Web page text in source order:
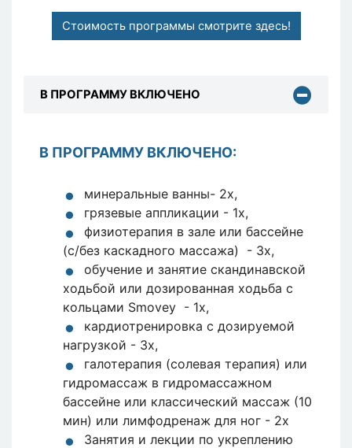
Стоимость программы смотрите здесь!
В ПРОГРАММУ ВКЛЮЧЕНО
В ПРОГРАММУ ВКЛЮЧЕНО:
минеральные ванны- 2х,
грязевые аппликации - 1х,
физиотерапия в зале или бассейне
(с/без каскадного массажа) - 3х,
обучение и занятие скандинавской
ходьбой или дозированная ходьба с
кольцами Smovey - 1х,
кардиотренировка с дозируемой
нагрузкой - 3х,
галотерапия (солевая терапия) или
гидромассаж в гидромассажном
бассейне или классический массаж (10
мин) или лимфодренаж для ног - 2х
Занятия и лекции по укреплению